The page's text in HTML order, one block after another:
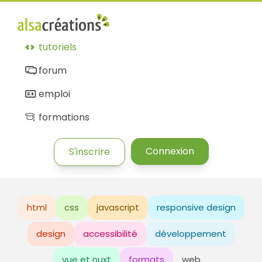
tutoriels
forum
emploi
formations
S'inscrire Connexion
html css javascript responsive design
design accessibilité développement
vue et nuxt formats web